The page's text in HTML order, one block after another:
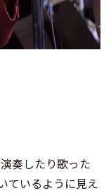
奏したり歌った
ているように見え